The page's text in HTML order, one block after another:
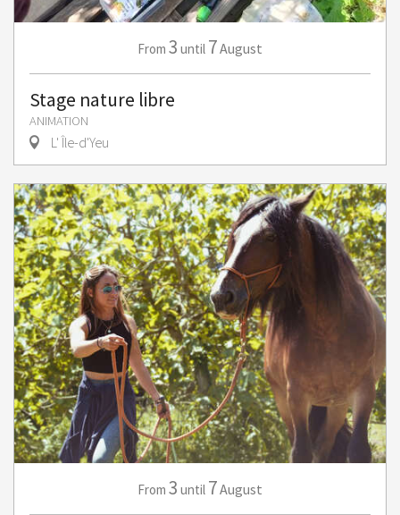
From 3 until 7August
Stage nature libre
ANIMATION
L' Île-d'Yeu
From 3 until 7August